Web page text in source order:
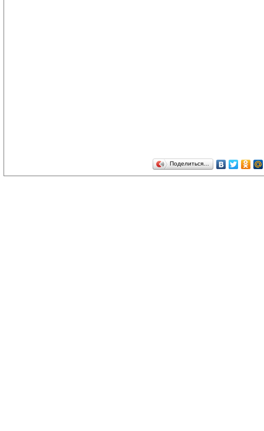
Поделиться…